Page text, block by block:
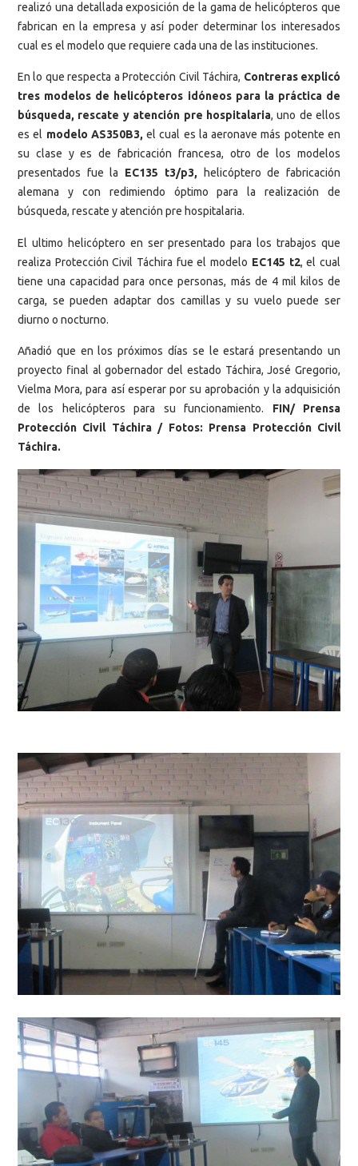
realizó una detallada exposición de la gama de helicópteros que
fabrican en la empresa y así poder determinar los interesados
cual es el modelo que requiere cada una de las instituciones.
En lo que respecta a Protección Civil Táchira, Contreras explicó
tres modelos de helicópteros idóneos para la práctica de
búsqueda, rescate y atención pre hospitalaria, uno de ellos
es el modelo AS350B3, el cual es la aeronave más potente en
su clase y es de fabricación francesa, otro de los modelos
presentados fue la EC135 t3/p3, helicóptero de fabricación
alemana y con redimiendo óptimo para la realización de
búsqueda, rescate y atención pre hospitalaria.
El ultimo helicóptero en ser presentado para los trabajos que
realiza Protección Civil Táchira fue el modelo EC145 t2, el cual
tiene una capacidad para once personas, más de 4 mil kilos de
carga, se pueden adaptar dos camillas y su vuelo puede ser
diurno o nocturno.
Añadió que en los próximos días se le estará presentando un
proyecto final al gobernador del estado Táchira, José Gregorio,
Vielma Mora, para así esperar por su aprobación y la adquisición
de los helicópteros para su funcionamiento. FIN/ Prensa
Protección Civil Táchira / Fotos: Prensa Protección Civil
Táchira.